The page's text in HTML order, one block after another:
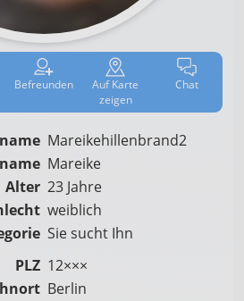
Befreun­den AufKarte
zeigen
Chat
Mareikehillenbrand2
Mareike
Alter 23 Jahre
weiblich
Sie sucht Ihn
PLZ 12×××
Berlin